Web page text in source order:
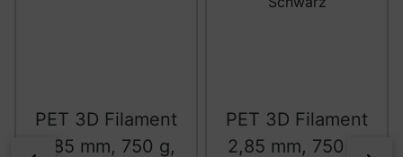
PET 3D Filament
2,85 mm, 750 g,
PET 3D Filament
2,85 mm, 750 g,